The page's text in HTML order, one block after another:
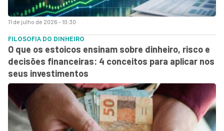
11 de julho de 2026 - 10:30
FILOSOFIA DO DINHEIRO
O que os estoicos ensinam sobre dinheiro, risco e
decisões financeiras: 4 conceitos para aplicar nos
seus investimentos